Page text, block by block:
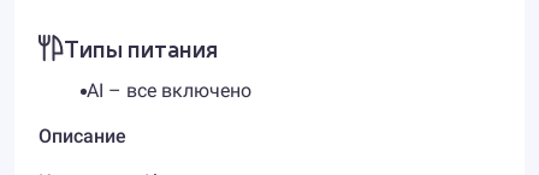
Типы питания
AI – все включено
Описание